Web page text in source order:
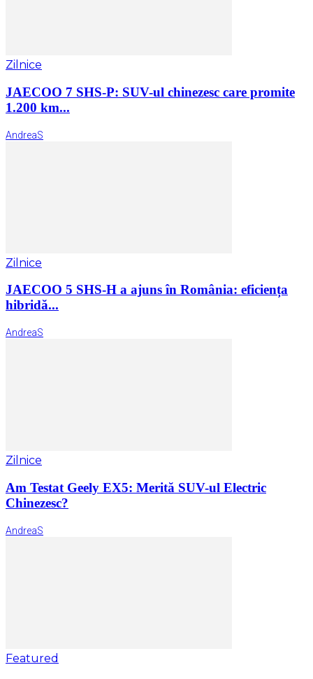
Zilnice
JAECOO 7 SHS-P: SUV-ul chinezesc care promite
1.200 km...
AndreaS
Zilnice
JAECOO 5 SHS-H a ajuns în România: eficiența
hibridă...
AndreaS
Zilnice
Am Testat Geely EX5: Merită SUV-ul Electric
Chinezesc?
AndreaS
Featured